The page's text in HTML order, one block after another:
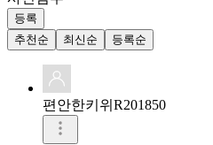
등록
추천순
최신순 등록순
편안한키위R201850